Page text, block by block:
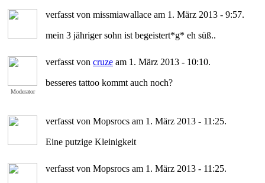
verfasst von missmiawallace am 1. März 2013 - 9:57.
mein 3 jähriger sohn ist begeistert*g* eh süß..
Moderator
verfasst von cruze am 1. März 2013 - 10:10.
besseres tattoo kommt auch noch?
verfasst von Mopsrocs am 1. März 2013 - 11:25.
Eine putzige Kleinigkeit
verfasst von Mopsrocs am 1. März 2013 - 11:25.